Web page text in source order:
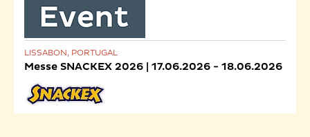
LISSABON, PORTUGAL
Messe SNACKEX 2026 | 17.06.2026 - 18.06.2026